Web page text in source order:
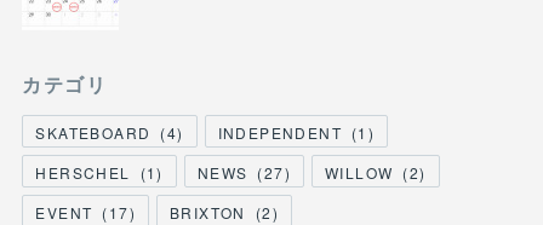
カテゴリ
SKATEBOARD (4) INDEPENDENT (1 )
HERSCHEL
(1) NEWS (27) WILLOW (2)
EVENT (17) BRIXTON (2)